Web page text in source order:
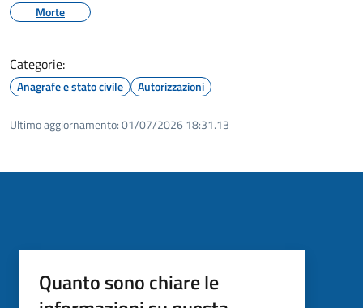
Morte
Categorie:
Anagrafe e stato civile Autorizzazioni
Ultimo aggiornamento:01/07/2026 18:31.13
Quanto sono chiare le